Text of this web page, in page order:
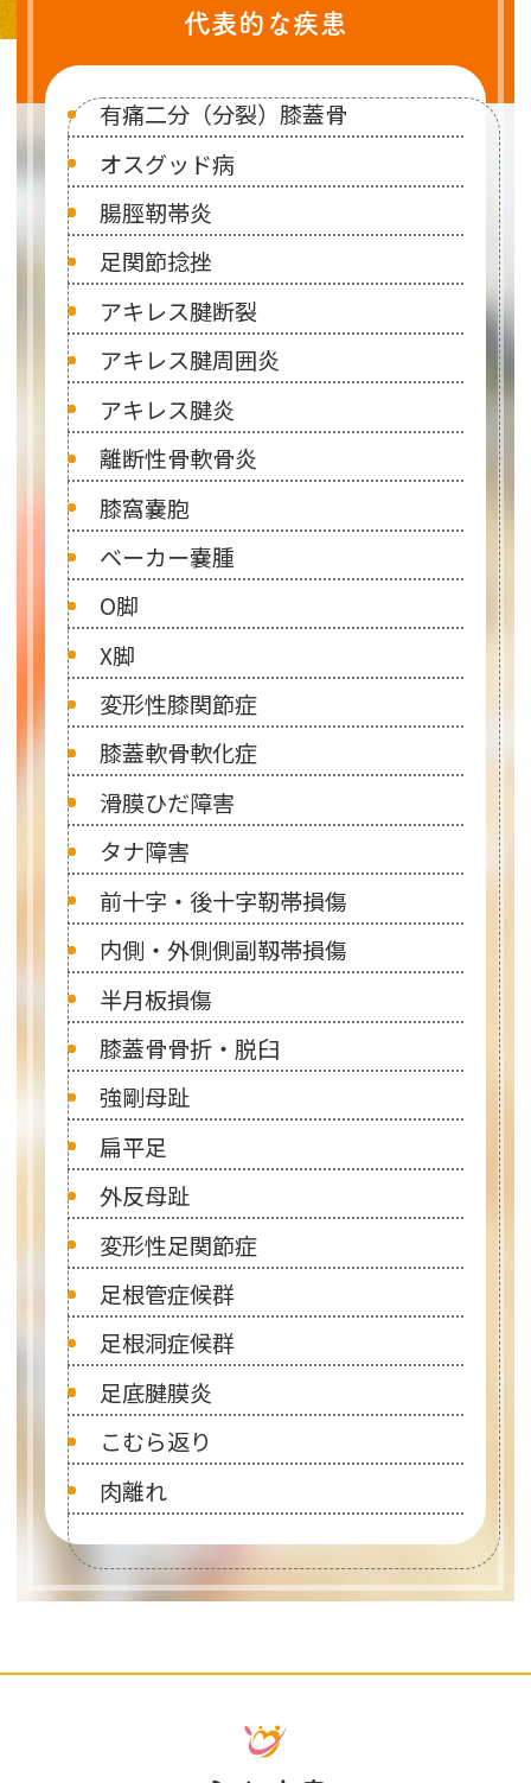
代表的な疾患
有痛二分（分裂）膝蓋骨
オスグッド病
腸脛靭帯炎
足関節捻挫
アキレス腱断裂
アキレス腱周囲炎
アキレス腱炎
離断性骨軟骨炎
膝窩嚢胞
ベーカー嚢腫
O脚
X脚
変形性膝関節症
膝蓋軟骨軟化症
滑膜ひだ障害
タナ障害
前十字・後十字靭帯損傷
内側・外側側副靱帯損傷
半月板損傷
膝蓋骨骨折・脱臼
強剛母趾
扁平足
外反母趾
変形性足関節症
足根管症候群
足根洞症候群
足底腱膜炎
こむら返り
肉離れ